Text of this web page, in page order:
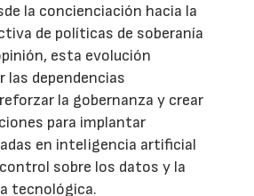
la concienciación hacia la
de políticas de soberanía
esta evolución
las dependencias
la gobernanza y crear
para implantar
en inteligencia artificial
sobre los datos y la
tecnológica.